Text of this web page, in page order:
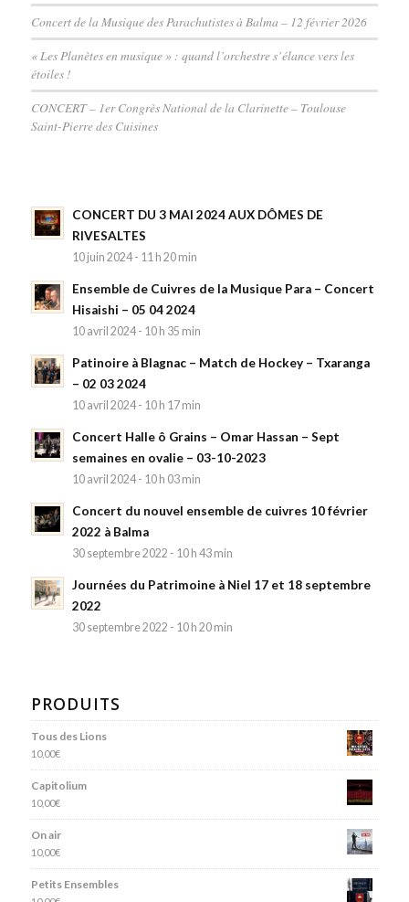
Concert de la Musique des Parachutistes à Balma – 12 février 2026
« Les Planètes en musique » : quand l’orchestre s’élance vers les
étoiles !
CONCERT – 1er Congrès National de la Clarinette – Toulouse
Saint-Pierre des Cuisines
CONCERT DU 3 MAI 2024 AUX DÔMES DE
RIVESALTES
10 juin 2024 - 11 h 20 min
Ensemble de Cuivres de la Musique Para – Concert
Hisaishi – 05 04 2024
10 avril 2024 - 10 h 35 min
Patinoire à Blagnac – Match de Hockey – Txaranga
– 02 03 2024
10 avril 2024 - 10 h 17 min
Concert Halle ô Grains – Omar Hassan – Sept
semaines en ovalie – 03-10-2023
10 avril 2024 - 10 h 03 min
Concert du nouvel ensemble de cuivres 10 février
2022 à Balma
30 septembre 2022 - 10 h 43 min
Journées du Patrimoine à Niel 17 et 18 septembre
2022
30 septembre 2022 - 10 h 20 min
PRODUITS
Tous des Lions
10,00€
Capitolium
10,00€
On air
10,00€
Petits Ensembles